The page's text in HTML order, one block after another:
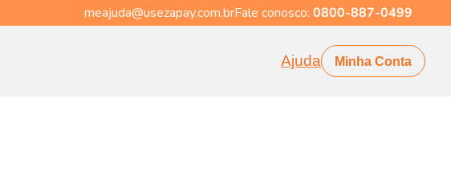
meajuda@usezapay.com.brFale conosco: 0800-887-0499
Ajuda Minha Conta